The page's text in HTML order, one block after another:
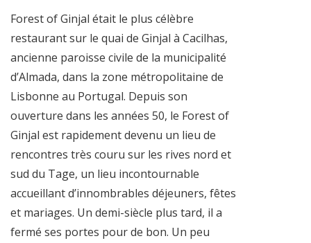
Forest of Ginjal était le plus célèbre
restaurant sur le quai de Ginjal à Cacilhas,
ancienne paroisse civile de la municipalité
d’Almada, dans la zone métropolitaine de
Lisbonne au Portugal. Depuis son
ouverture dans les années 50, le Forest of
Ginjal est rapidement devenu un lieu de
rencontres très couru sur les rives nord et
sud du Tage, un lieu incontournable
accueillant d’innombrables déjeuners, fêtes
et mariages. Un demi-siècle plus tard, il a
fermé ses portes pour de bon. Un peu